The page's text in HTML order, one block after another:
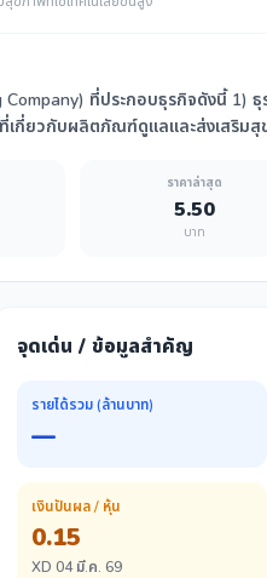
ที่ประกอบธุรกิจดังนี้
กี่ยวกับผลิตภัณฑ์ดูแลและส่งเสริมสุ
ราคาล่าสุด
5.50
บาท
จุดเด่น / ข้อมูลสำคัญ
รายได้รวม (ล้านบาท)
—
เงินปันผล / หุ้น
0.15
XD 04 มี.ค. 69